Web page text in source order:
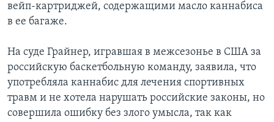
вейп-картриджей, содержащими масло каннабиса
в ее багаже.
На суде Грайнер, игравшая в межсезонье в США за
российскую баскетбольную команду, заявила, что
употребляла каннабис для лечения спортивных
травм и не хотела нарушать российские законы, но
совершила ошибку без злого умысла, так как